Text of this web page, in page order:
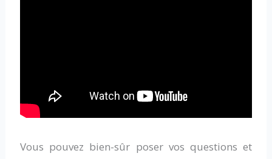
Vous pouvez bien-sûr poser vos questions et